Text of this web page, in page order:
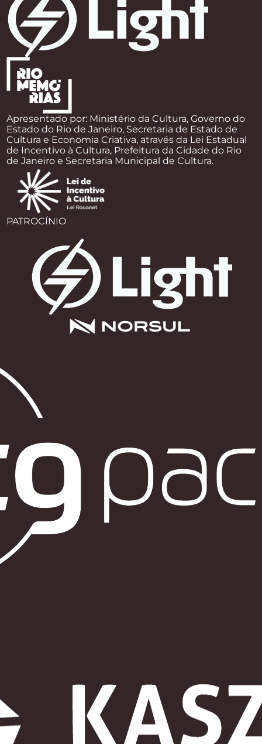
Apresentado por: Ministério da Cultura, Governo do
Estado do Rio de Janeiro, Secretaria de Estado de
Cultura e Economia Criativa, através da Lei Estadual
de Incentivo à Cultura, Prefeitura da Cidade do Rio
de Janeiro e Secretaria Municipal de Cultura.
PATROCÍNIO